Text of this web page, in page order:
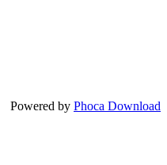
Powered by Phoca Download